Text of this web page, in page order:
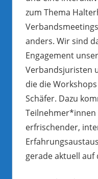
zum Thema
anders. Wir sind
Engagement
Verbandsjuristen
die die
Schäfer. Dazu
erfrischender,
gerade aktuell auf